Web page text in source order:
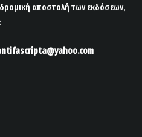
αποστολή των εκδόσεων,